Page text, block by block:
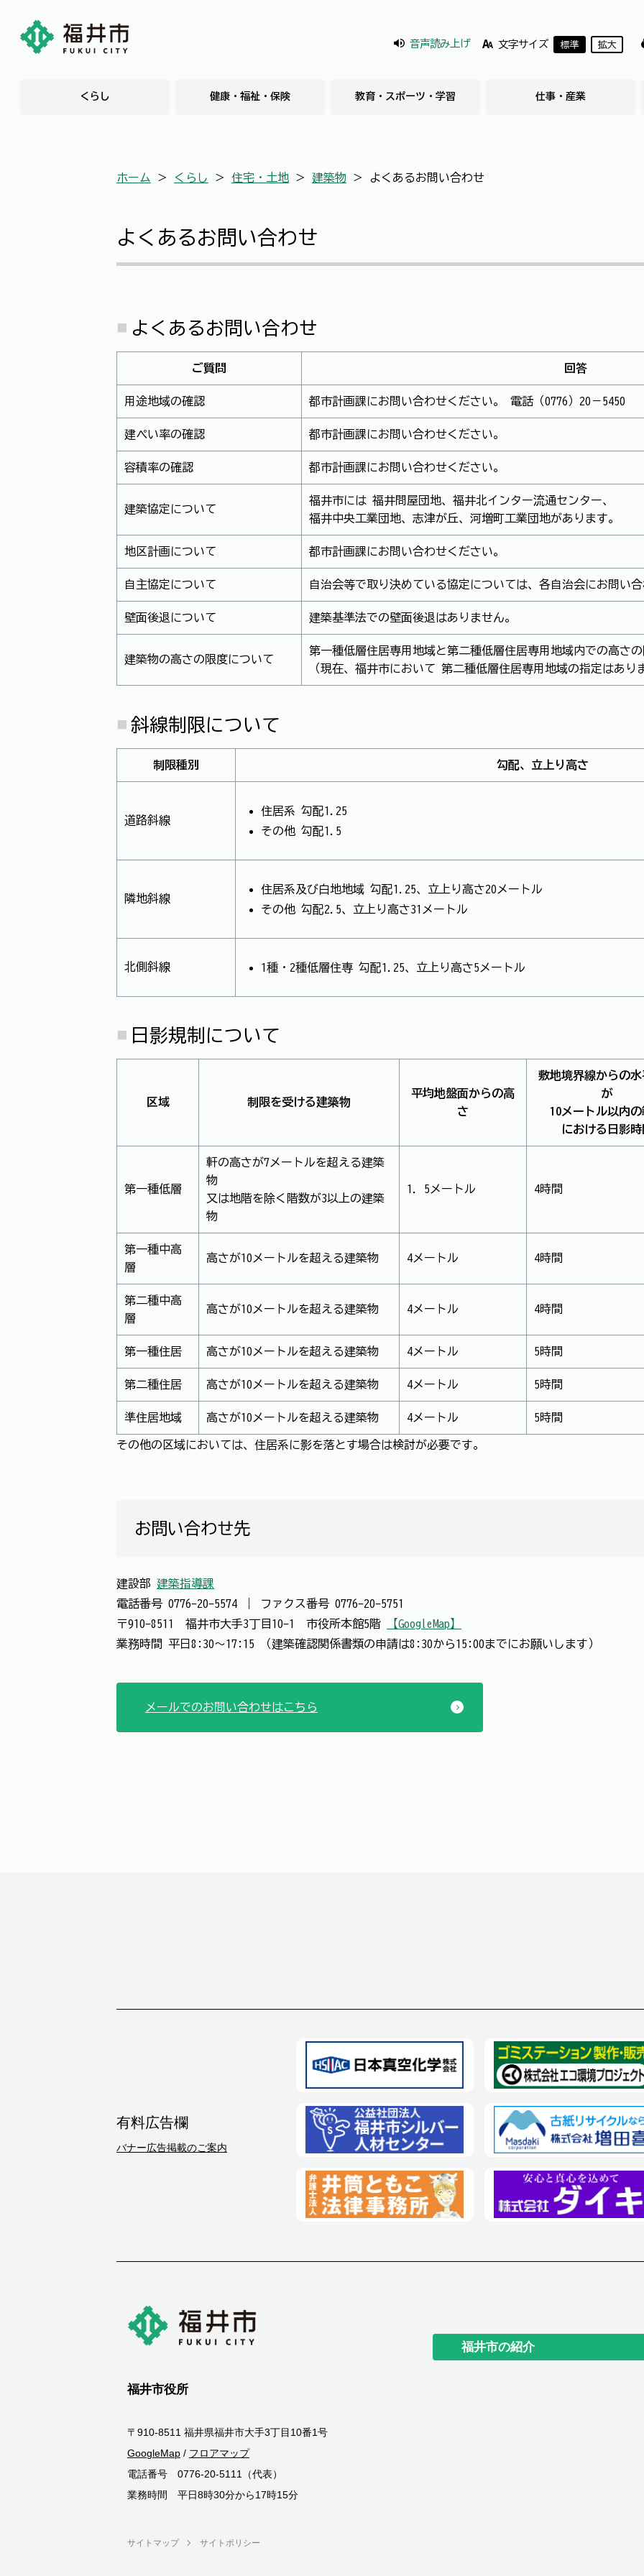
音声読み上げ 文字サイズ 標準 拡大
くらし 健康・福祉・保険 教育・スポーツ・学習 仕事・産業
ホーム ＞ くらし ＞ 住宅・土地 ＞ 建築物 ＞ よくあるお問い合わせ
よくあるお問い合わせ
よくあるお問い合わせ
ご質問 回答
用途地域の確認 都市計画課にお問い合わせください。 電話（0776）20－5450
建ぺい率の確認 都市計画課にお問い合わせください。
容積率の確認 都市計画課にお問い合わせください。
建築協定について
福井市には 福井問屋団地、福井北インター流通センター、
福井中央工業団地、志津が丘、河増町工業団地があります。
地区計画について 都市計画課にお問い合わせください。
自主協定について 自治会等で取り決めている協定については、各自治会にお問い合
壁面後退について 建築基準法での壁面後退はありません。
建築物の高さの限度について
第一種低層住居専用地域と第二種低層住居専用地域内での高さの
（現在、福井市において 第二種低層住居専用地域の指定はあり
斜線制限について
制限種別 勾配、立上り高さ
道路斜線
住居系 勾配1.25
その他 勾配1.5
隣地斜線
住居系及び白地地域 勾配1.25、立上り高さ20メートル
その他 勾配2.5、立上り高さ31メートル
北側斜線 1種・2種低層住専 勾配1.25、立上り高さ5メートル
日影規制について
区域 制限を受ける建築物
平均地盤面からの高
さ
敷地境界線からの
が
10メートル以内の
における日影時
第一種低層
軒の高さが7メートルを超える建築
物
又は地階を除く階数が3以上の建築
物
1．5メートル 4時間
第一種中高
層
高さが10メートルを超える建築物 4メートル 4時間
第二種中高
層
高さが10メートルを超える建築物 4メートル 4時間
第一種住居 高さが10メートルを超える建築物 4メートル 5時間
第二種住居 高さが10メートルを超える建築物 4メートル 5時間
準住居地域 高さが10メートルを超える建築物 4メートル 5時間
その他の区域においては、住居系に影を落とす場合は検討が必要です。
お問い合わせ先
建設部 建築指導課
電話番号 0776-20-5574 ファクス番号 0776-20-5751
〒910-8511 福井市大手3丁目10-1 市役所本館5階
【GoogleMap】
業務時間 平日8:30～17:15 （建築確認関係書類の申請は8:30から15:00までにお願いします）
メールでのお問い合わせはこちら
有料広告欄
バナー広告掲載のご案内
福井市役所
〒910-8511 福井県福井市大手3丁目10番1号
GoogleMap / フロアマップ
電話番号 0776-20-5111（代表）
業務時間 平日8時30分から17時15分
サイトマップ サイトポリシー
福井市の紹介